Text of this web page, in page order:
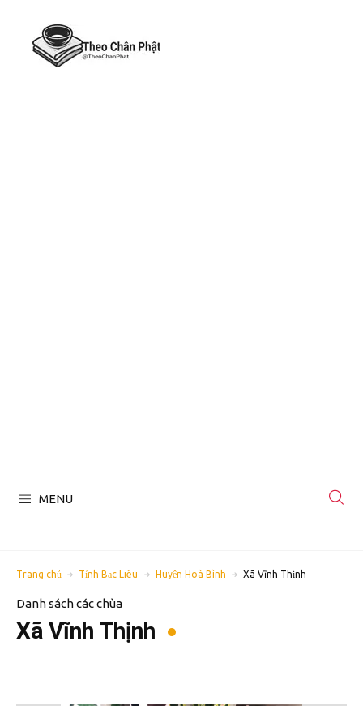
MENU
Trang chủ Tỉnh Bạc Liêu Huyện Hoà Bình Xã Vĩnh Thịnh
Danh sách các chùa
Xã Vĩnh Thịnh